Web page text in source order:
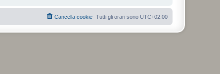
Tutti gli orari sono UTC+02:00
Cancella cookie